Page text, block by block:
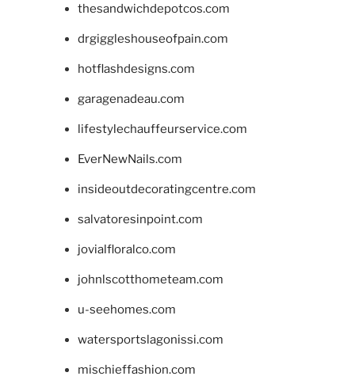
thesandwichdepotcos.com
drgiggleshouseofpain.com
hotflashdesigns.com
garagenadeau.com
lifestylechauffeurservice.com
EverNewNails.com
insideoutdecoratingcentre.com
salvatoresinpoint.com
jovialfloralco.com
johnlscotthometeam.com
u-seehomes.com
watersportslagonissi.com
mischieffashion.com